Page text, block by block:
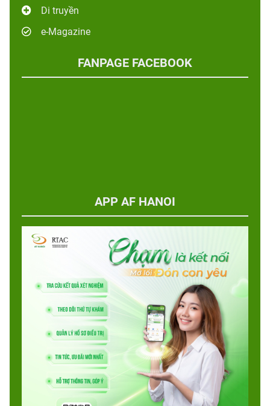
Di truyền
e-Magazine
FANPAGE FACEBOOK
APP AF HANOI